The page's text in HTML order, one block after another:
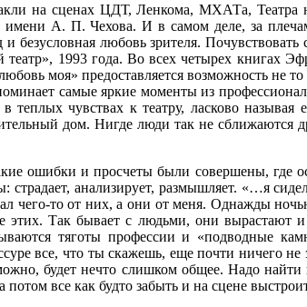
на сценах ЦДТ, Ленкома, МХАТа,
А. П. Чехова. И в самом деле, за
любовь зрителя. Почувствовать
1993 года. Во всех четырех книгах
моя» предоставляется возможность не
самые яркие моменты из
чувствах к театру, ласково называя
дом. Нигде люди так не сближаются
ошибки и просчеты были совершены, где
анализирует, размышляет. «…я
чего-то от них, а они от меня. Однажды
Так бывает с людьми, они вырастают
тяготы профессии и «подводные
все, что ты скажешь, еще почти ничего
будет нечто слишком общее. Надо
все как будто забыть и на сцене